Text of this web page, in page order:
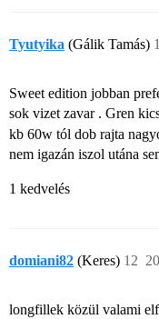
Tyutyika (Gálik Tamás)
Sweet edition jobban
sok vizet zavar . Gren
kb 60w tól dob rajta
nem igazán iszol utána
1 kedvelés
domiani82 (Keres) 12
longfillek közül valami